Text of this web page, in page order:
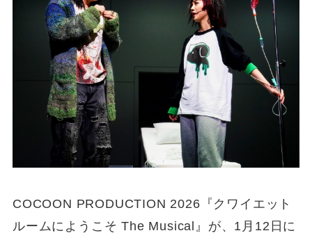
COCOON PRODUCTION 2026『クワイエット
ルームにようこそ The Musical』が、1月12日に